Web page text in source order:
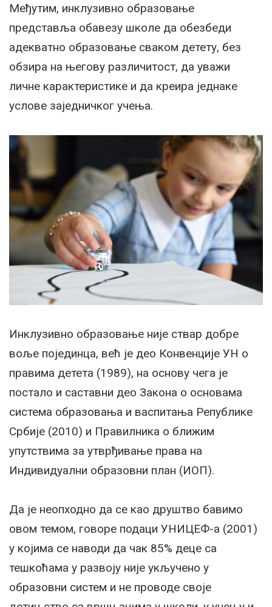
Међутим, инклузивно образовање
представља обавезу школе да обезбеди
адекватно образовање сваком детету, без
обзира на његову различитост, да уважи
личне карактеристике и да креира једнаке
услове заједничког учења.
Инклузивно образовање није ствар добре
воље појединца, већ је део Конвенције УН о
правима детета (1989), на основу чега је
постало и саставни део Закона о основама
система образовања и васпитања Републике
Србије (2010) и Правилника о ближим
упутствима за утврђивање права на
Индивидуални образовни план (ИОП).
Да је неопходно да се као друштво бавимо
овом темом, говоре подаци УНИЦЕФ-а (2001)
у којима се наводи да чак 85% деце са
тешкоћама у развоју није укључено у
образовни систем и не проводе своје